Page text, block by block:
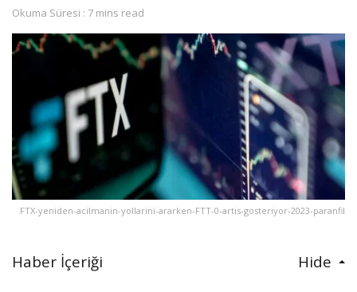
Okuma Süresi : 7 mins read
FTX-yeniden-acilmanin-yollarini-ararken-FTT-0-artis-gosteriyor-2023-paranfil
Haber İçeriği Hide